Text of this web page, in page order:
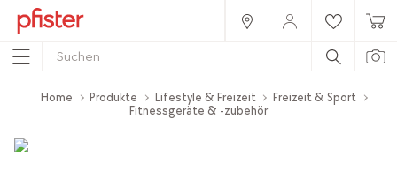
Home Produkte Lifestyle & Freizeit
Freizeit & Sport
Fitnessgeräte & -zubehör